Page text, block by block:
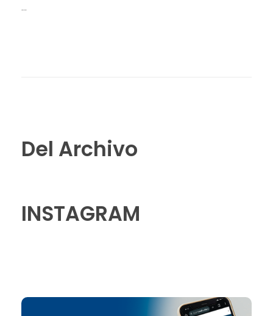
...
Del Archivo
INSTAGRAM